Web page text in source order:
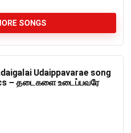
SONGS
Udaippavarae song
– தடைகளை உடைப்பவரே